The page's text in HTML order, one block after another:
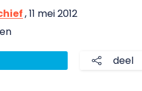
, 11 mei 2012
deel